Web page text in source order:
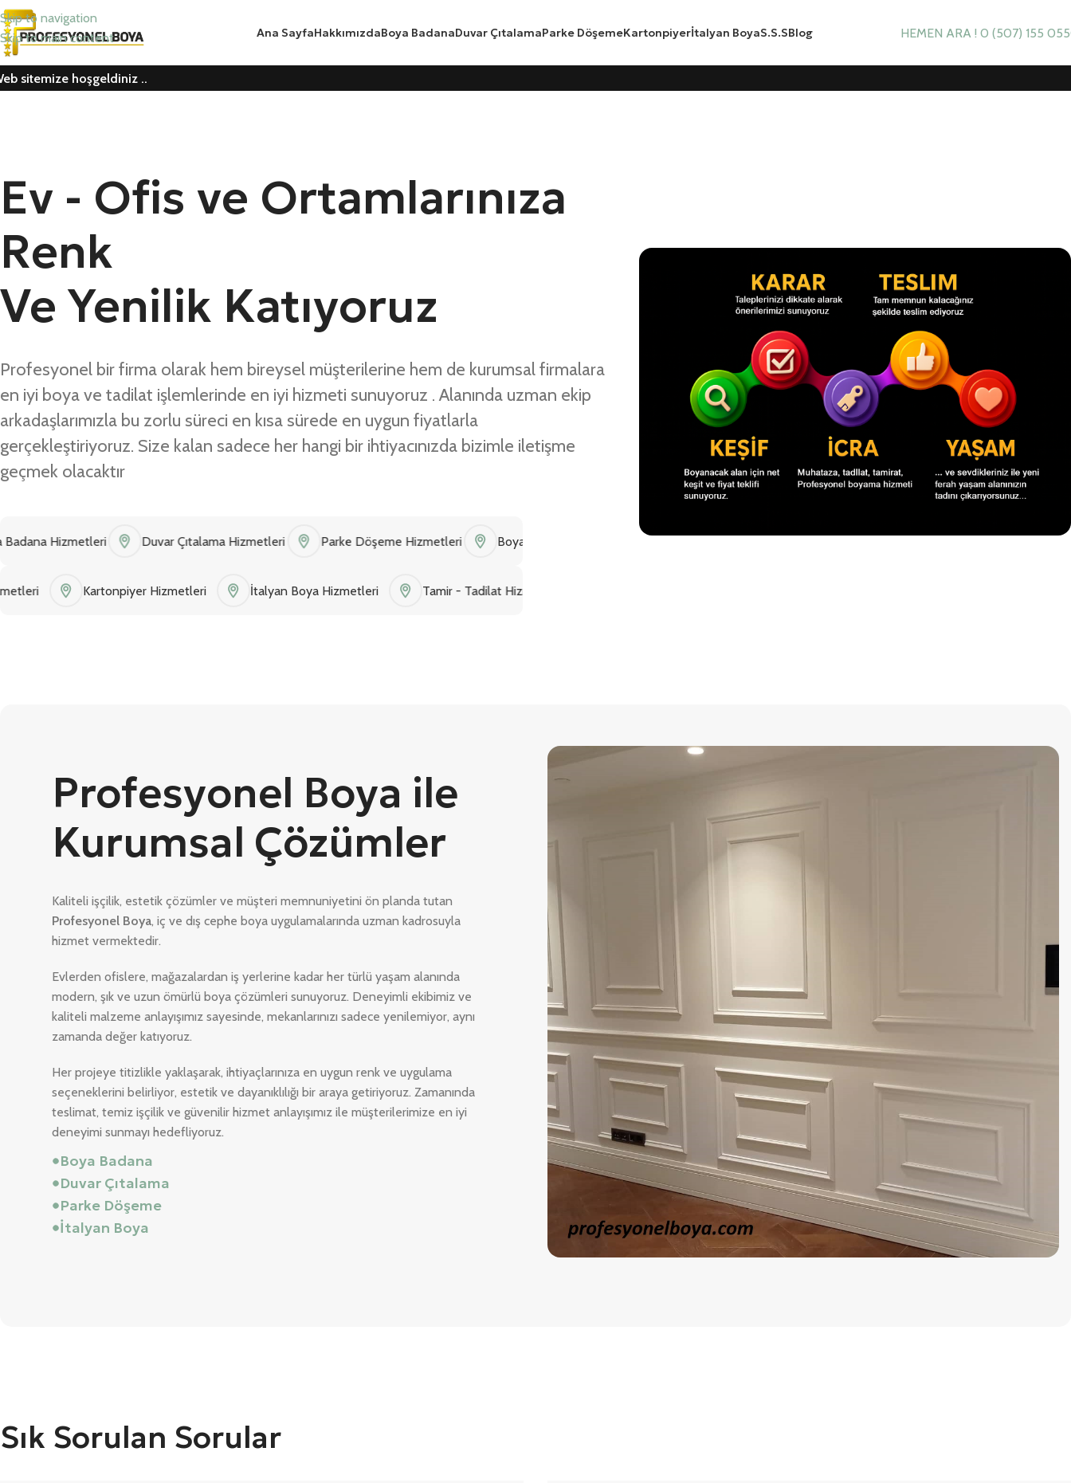
Skip to navigation
Skip to main content
Ana SayfaHakkımızdaBoya BadanaDuvar ÇıtalamaParke DöşemeKartonpiyerİtalyan BoyaS.S.SBlog HEMEN ARA ! 0 (507) 155
sitemize hoşgeldiniz ..
Ev - Ofis ve Ortamlarınıza
Renk
Ve Yenilik Katıyoruz
Profesyonel bir firma olarak hem bireysel müşterilerine hem de kurumsal firmalara
en iyi boya ve tadilat işlemlerinde en iyi hizmeti sunuyoruz . Alanında uzman ekip
arkadaşlarımızla bu zorlu süreci en kısa sürede en uygun fiyatlarla
gerçekleştiriyoruz. Size kalan sadece her hangi bir ihtiyacınızda bizimle iletişme
geçmek olacaktır
Duvar Çıtalama Hizmetleri Parke Döşeme Hizmetleri Boya Badana Hizmetleri
Hizmetleri Kartonpiyer Hizmetleri İtalyan Boya Hizmetleri Tamir - Tadilat Hizmetleri
Profesyonel Boya ile
Kurumsal Çözümler
Kaliteli işçilik, estetik çözümler ve müşteri memnuniyetini ön planda tutan
Profesyonel Boya, iç ve dış cephe boya uygulamalarında uzman kadrosuyla
hizmet vermektedir.
Evlerden ofislere, mağazalardan iş yerlerine kadar her türlü yaşam alanında
modern, şık ve uzun ömürlü boya çözümleri sunuyoruz. Deneyimli ekibimiz ve
kaliteli malzeme anlayışımız sayesinde, mekanlarınızı sadece yenilemiyor, aynı
zamanda değer katıyoruz.
Her projeye titizlikle yaklaşarak, ihtiyaçlarınıza en uygun renk ve uygulama
seçeneklerini belirliyor, estetik ve dayanıklılığı bir araya getiriyoruz. Zamanında
teslimat, temiz işçilik ve güvenilir hizmet anlayışımız ile müşterilerimize en iyi
deneyimi sunmayı hedefliyoruz.
Boya Badana
Duvar Çıtalama
Parke Döşeme
İtalyan Boya
Sık Sorulan Sorular